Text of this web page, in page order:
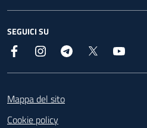
SEGUICI SU
Facebook InstagramTelegram
Mappa del sito
Cookie policy